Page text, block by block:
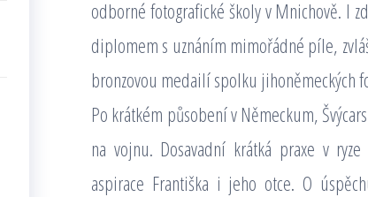
odborné fotografické školy v Mnichově. I
diplomem s uznáním mimořádné píle,
bronzovou medailí spolku jihoněmeckých
Po krátkém působení v Německum,
na vojnu. Dosavadní krátká praxe v
aspirace Františka i jeho otce. O